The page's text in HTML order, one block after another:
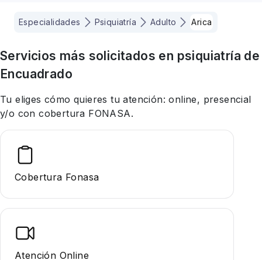
Especialidades Psiquiatría Adulto Arica
Servicios más solicitados en psiquiatría de
Encuadrado
Tu eliges cómo quieres tu atención: online, presencial
y/o con cobertura FONASA.
Cobertura Fonasa
Atención Online